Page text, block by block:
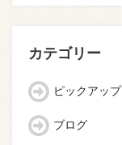
カテゴリー
ピックアップ
ブログ